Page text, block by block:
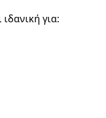
για: